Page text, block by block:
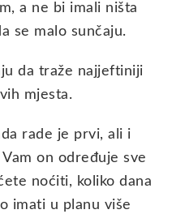
a ne bi imali ništa
se malo sunčaju.
da traže najjeftiniji
mjesta.
rade je prvi, ali i
on određuje sve
noćiti, koliko dana
imati u planu više